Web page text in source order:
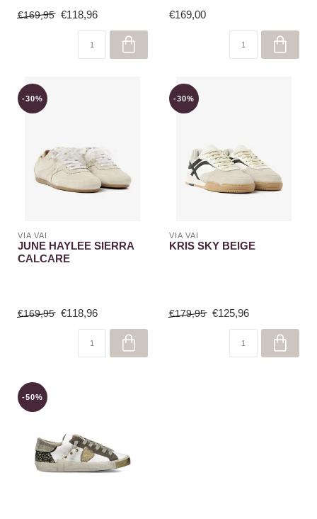
€169,95 €118,96 €169,00
-30%
VIA VAI
JUNE HAYLEE SIERRA
CALCARE
€169,95 €118,96
-30%
VIA VAI
KRIS SKY BEIGE
€179,95 €125,96
-50%